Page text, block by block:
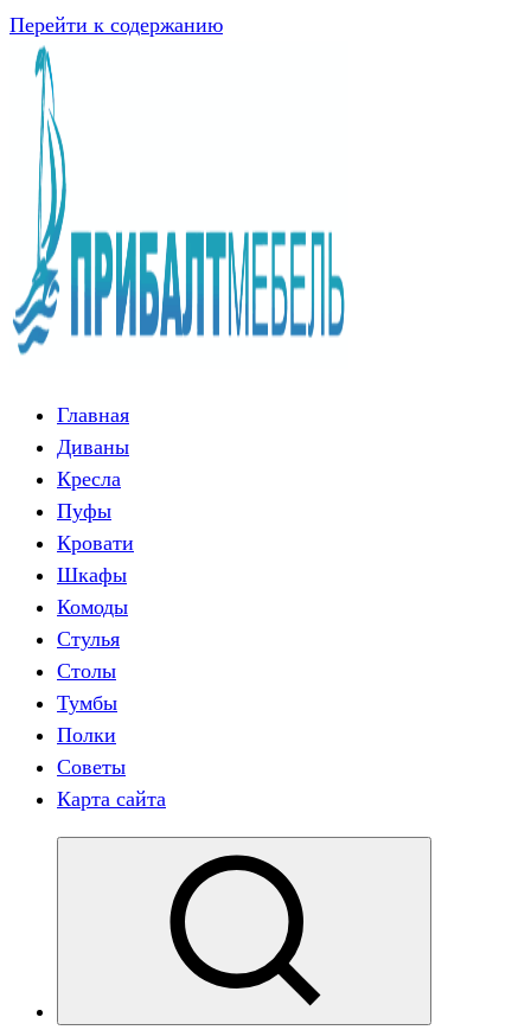
Перейти к содержанию
Главная
Диваны
Кресла
Пуфы
Кровати
Шкафы
Комоды
Стулья
Столы
Тумбы
Полки
Советы
Карта сайта